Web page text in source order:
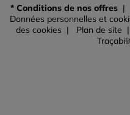
* Conditions de nos offres
Données personnelles et
des cookies
Plan de site